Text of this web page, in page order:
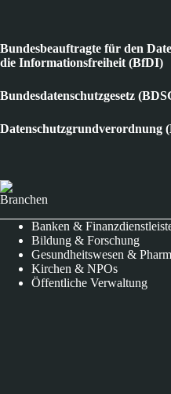
Bundesbeauftragte für den
die Informationsfreiheit (BfDI)
Bundesdatenschutzgesetz
Datenschutzgrundverordnung
Branchen
Banken &
Bildung & Forschung
Gesundheitswesen &
Kirchen & NPOs
Öffentliche Verwaltung